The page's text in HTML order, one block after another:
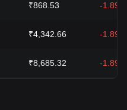
₹868.53 -1.89%
₹4,342.66 -1.89%
₹8,685.32 -1.89%